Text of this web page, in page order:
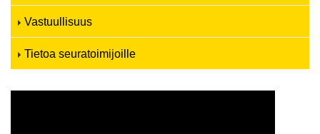
Vastuullisuus
Tietoa seuratoimijoille